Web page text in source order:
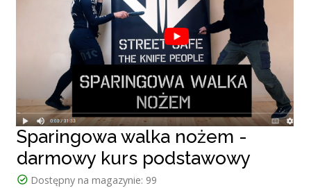
Sparingowa walka nożem -
darmowy kurs podstawowy
Dostępny na magazynie: 99